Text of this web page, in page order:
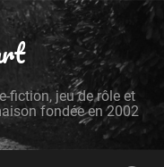
fiction, jeu de rôle et
fondée en 2002